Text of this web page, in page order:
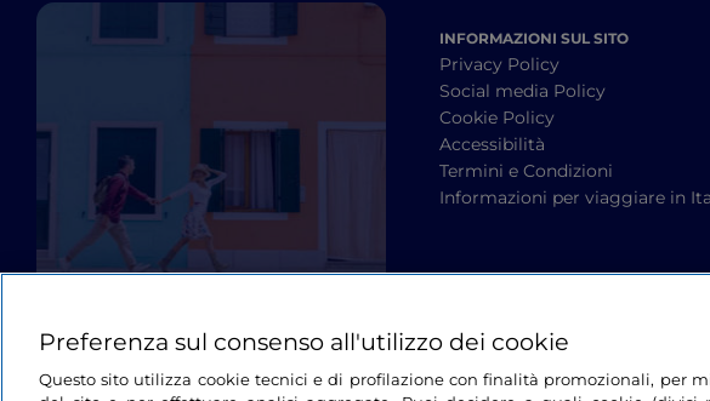
INFORMAZIONI SUL SITO
Privacy Policy
Social media Policy
Cookie Policy
Accessibilità
Termini e Condizioni
Informazioni per viaggiare in
Preferenza sul consenso all'utilizzo dei cookie
Questo sito utilizza cookie tecnici e di profilazione con finalità promozionali, per